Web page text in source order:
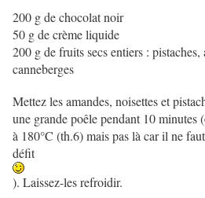
200 g de chocolat noir
50 g de crème liquide
200 g de fruits secs entiers : pistaches,
canneberges
Mettez les amandes, noisettes et
une grande poêle pendant 10 minutes
à 180°C (th.6) mais pas là car il ne
défit
). Laissez-les refroidir.